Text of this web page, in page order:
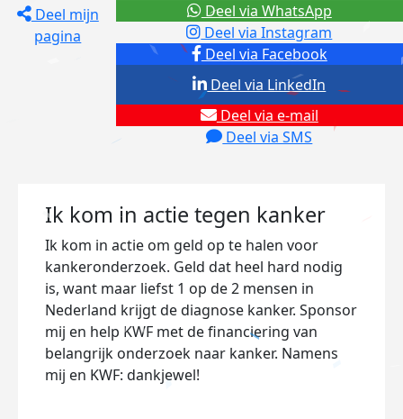
Deel mijn
pagina
Deel via Facebook
Deel via Instagram
Deel via e-mail
Deel via SMS
Deel via LinkedIn
Deel via WhatsApp
Ik kom in actie tegen kanker
Ik kom in actie om geld op te halen voor
kankeronderzoek. Geld dat heel hard nodig
is, want maar liefst 1 op de 2 mensen in
Nederland krijgt de diagnose kanker. Sponsor
mij en help KWF met de financiering van
belangrijk onderzoek naar kanker. Namens
mij en KWF: dankjewel!